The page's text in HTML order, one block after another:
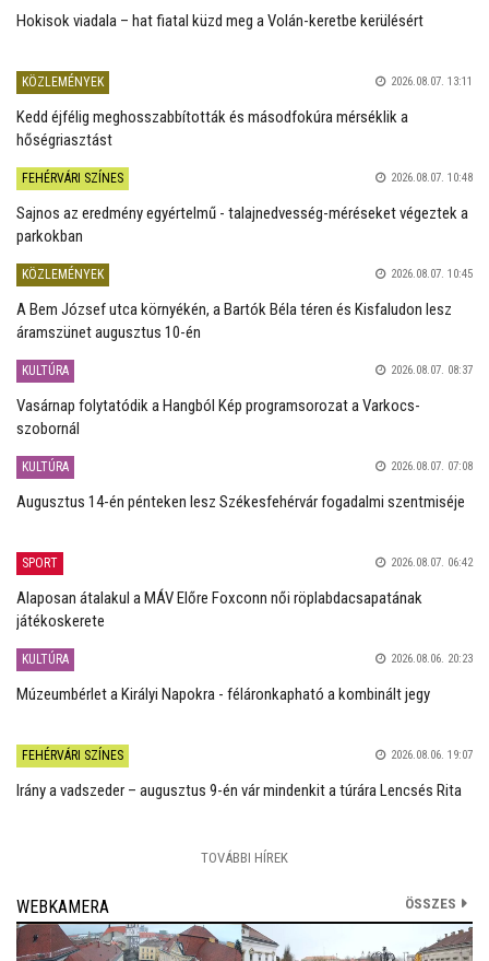
Hokisok viadala – hat fiatal küzd meg a Volán-keretbe kerülésért
KÖZLEMÉNYEK 2026.08.07. 13:11
Kedd éjfélig meghosszabbították és másodfokúra mérséklik a
hőségriasztást
FEHÉRVÁRI SZÍNES 2026.08.07. 10:48
Sajnos az eredmény egyértelmű - talajnedvesség-méréseket végeztek a
parkokban
KÖZLEMÉNYEK 2026.08.07. 10:45
A Bem József utca környékén, a Bartók Béla téren és Kisfaludon lesz
áramszünet augusztus 10-én
KULTÚRA 2026.08.07. 08:37
Vasárnap folytatódik a Hangból Kép programsorozat a Varkocs-
szobornál
KULTÚRA 2026.08.07. 07:08
Augusztus 14-én pénteken lesz Székesfehérvár fogadalmi szentmiséje
SPORT 2026.08.07. 06:42
Alaposan átalakul a MÁV Előre Foxconn női röplabdacsapatának
játékoskerete
KULTÚRA 2026.08.06. 20:23
Múzeumbérlet a Királyi Napokra - féláronkapható a kombinált jegy
FEHÉRVÁRI SZÍNES 2026.08.06. 19:07
Irány a vadszeder – augusztus 9-én vár mindenkit a túrára Lencsés Rita
TOVÁBBI HÍREK
WEBKAMERA ÖSSZES